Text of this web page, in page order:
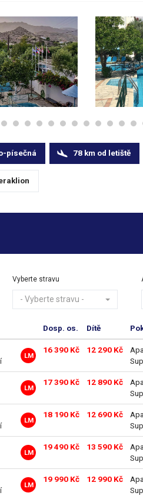
písečná 78 km od letiště
Vyberte stravu
- Vyberte stravu -
Dosp. os. Dítě
LM
16 390 Kč 12 290 Kč
LM
17 390 Kč 12 890 Kč
LM
18 190 Kč 12 690 Kč
LM
19 490 Kč 13 590 Kč
LM
19 990 Kč 12 990 Kč